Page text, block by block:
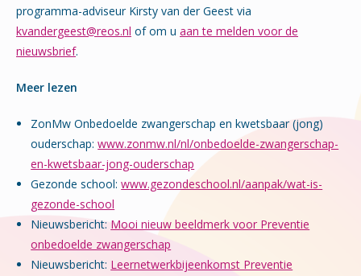
programma-adviseur Kirsty van der Geest via
kvandergeest@reos.nl of om u aan te melden voor de
nieuwsbrief.
Meer lezen
ZonMw Onbedoelde zwangerschap en kwetsbaar (jong)
ouderschap:www.zonmw.nl/nl/onbedoelde-zwangerschap-
en-kwetsbaar-jong-ouderschap
Gezonde school:www.gezondeschool.nl/aanpak/wat-is-
gezonde-school
Nieuwsbericht: Mooi nieuw beeldmerk voor Preventie
onbedoelde zwangerschap
Nieuwsbericht: Leernetwerkbijeenkomst Preventie